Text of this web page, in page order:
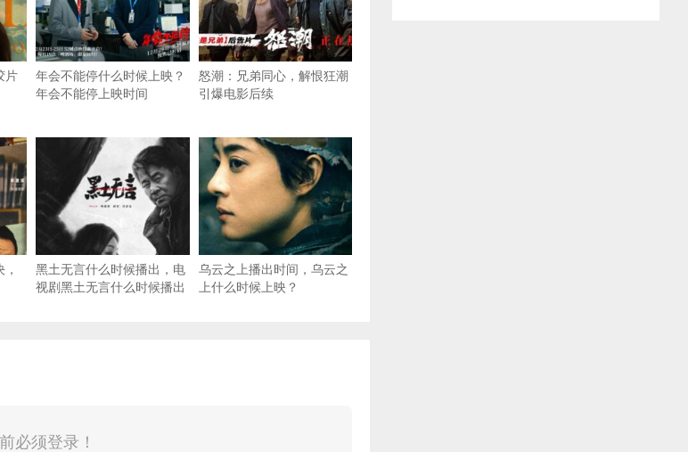
片
年会不能停什么时候上映？
年会不能停上映时间
怒潮：兄弟同心，解恨狂潮
引爆电影后续
黑土无言什么时候播出，电
视剧黑土无言什么时候播出
乌云之上播出时间，乌云之
上什么时候上映？
必须登录！